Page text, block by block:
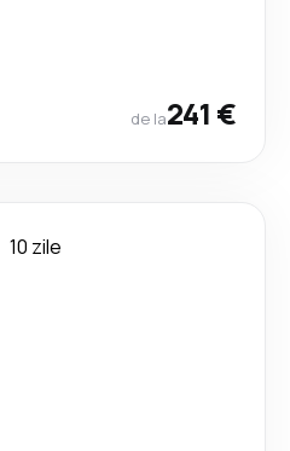
de la241 €
10 zile